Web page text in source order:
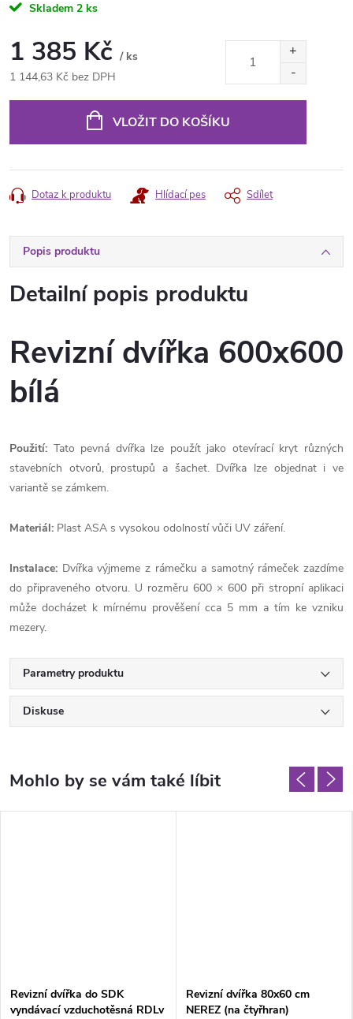
Skladem 2 ks
1 385 Kč / ks
1 144,63 Kč bez DPH
VLOŽIT DO KOŠÍKU
Dotaz k produktu Hlídací pes Sdílet
Popis produktu
Detailní popis produktu
Revizní dvířka 600x600
bílá
Použití: Tato pevná dvířka lze použít jako otevírací kryt různých
stavebních otvorů, prostupů a šachet. Dvířka lze objednat i ve
variantě se zámkem.
Materiál: Plast ASA s vysokou odolností vůči UV záření.
Instalace: Dvířka výjmeme z rámečku a samotný rámeček zazdíme
do připraveného otvoru. U rozměru 600 × 600 při stropní aplikaci
může docházet k mírnému prověšení cca 5 mm a tím ke vzniku
mezery.
Parametry produktu
Diskuse
Revizní dvířka do SDK
vyndávací vzduchotěsná RDLv
Revizní dvířka 80x60 cm
NEREZ (na čtyřhran)